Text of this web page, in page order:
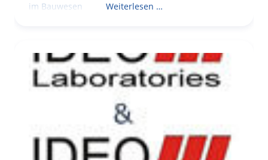
im Bauwesen
Weiterlesen …